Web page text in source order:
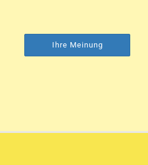
Ihre Meinung